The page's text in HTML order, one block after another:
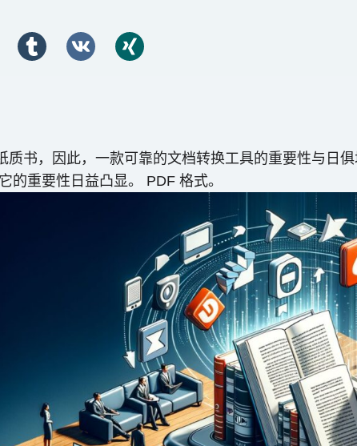
书，因此，一款可靠的文档转换工具的重要性与日
的重要性日益凸显。 PDF 格式。